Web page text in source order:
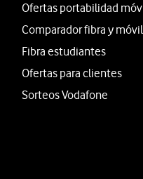
Ofertas portabilidad
Comparador fibra y móvil
Fibra estudiantes
Ofertas para clientes
Sorteos Vodafone